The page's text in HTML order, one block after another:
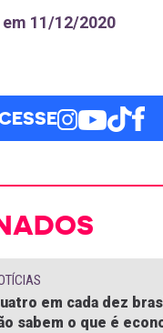
11/12/2020
em cada dez
sabem o que é